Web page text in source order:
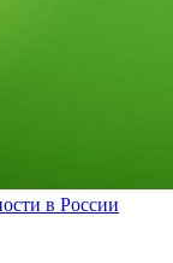
в России